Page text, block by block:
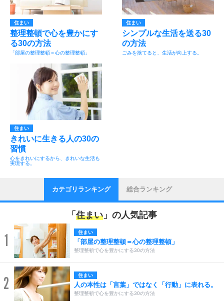
住まい
整理整頓で心を豊かにす
る30の方法
「部屋の整理整頓＝心の整理整頓」
住まい
シンプルな生活を送る30
の方法
ごみを捨てると、生活が向上する。
住まい
きれいに生きる人の30の
習慣
心をきれいにするから、きれいな生活も
実現する。
カテゴリランキング 総合ランキング
「住まい 」の人気記事
1 住まい
「部屋の整理整頓＝心の整理整頓」
整理整頓で心を豊かにする30の方法
2 住まい
人の本性は「言葉」ではなく「行動」に表れる。
整理整頓で心を豊かにする30の方法